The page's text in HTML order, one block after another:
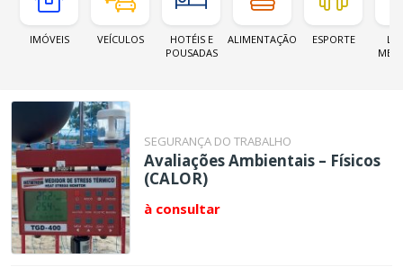
IMÓVEIS VEÍCULOS
HOTÉIS E
POUSADAS
ALIMENTAÇÃO ESPORTE
SEGURANÇA DO TRABALHO
Avaliações Ambientais – Físicos
(CALOR)
à consultar